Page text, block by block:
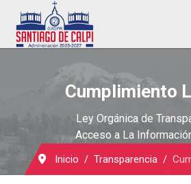
Cumplimiento
Ley Orgánica de
Acceso a La
Inicio Transparencia